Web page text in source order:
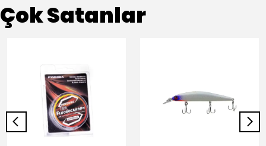
Çok Satanlar